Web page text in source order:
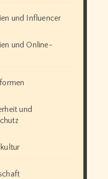
und Influencer
und Online-
und